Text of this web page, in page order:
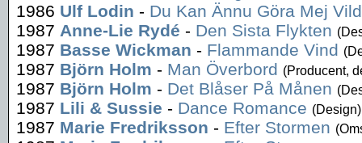
1986 Ulf Lodin - Du Kan Ännu Göra Mej Vild
1987 Anne-Lie Rydé - Den Sista Flykten
1987 Basse Wickman - Flammande Vind
1987 Björn Holm - Man Överbord (Producent,
1987 Björn Holm - Det Blåser På Månen
1987 Lili & Sussie - Dance Romance (Design)
1987 Marie Fredriksson - Efter Stormen